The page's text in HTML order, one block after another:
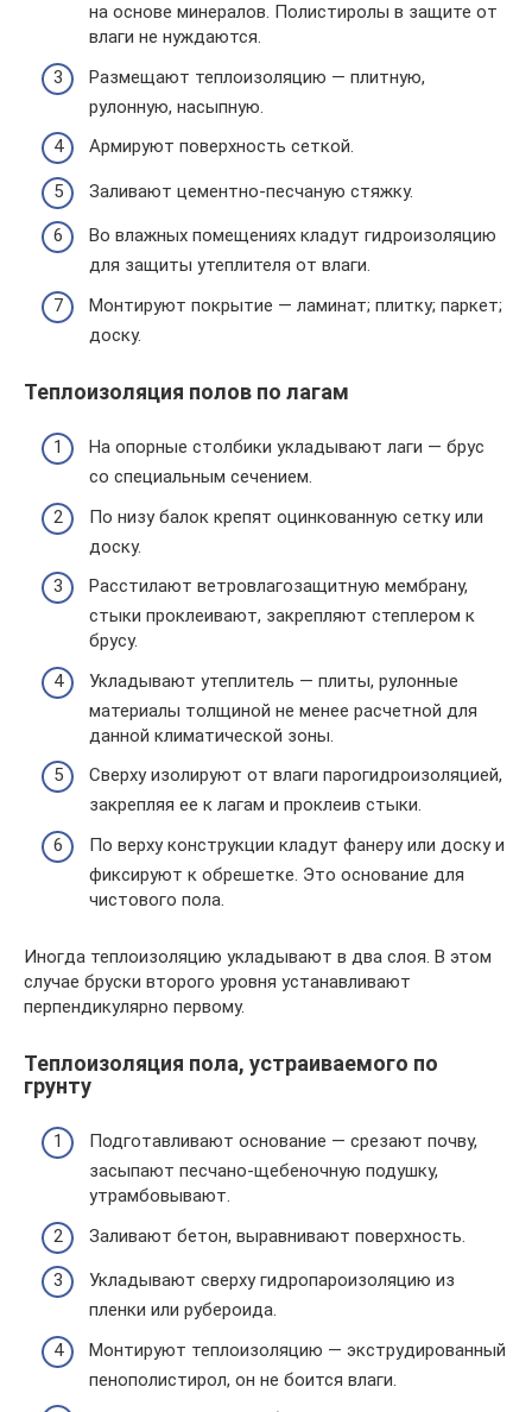
на основе минералов. Полистиролы в защите от
влаги не нуждаются.
Размещают теплоизоляцию — плитную,
рулонную, насыпную.
Армируют поверхность сеткой.
Заливают цементно-песчаную стяжку.
Во влажных помещениях кладут гидроизоляцию
для защиты утеплителя от влаги.
Монтируют покрытие — ламинат; плитку; паркет;
доску.
Теплоизоляция полов по лагам
На опорные столбики укладывают лаги — брус
со специальным сечением.
По низу балок крепят оцинкованную сетку или
доску.
Расстилают ветровлагозащитную мембрану,
стыки проклеивают, закрепляют степлером к
брусу.
Укладывают утеплитель — плиты, рулонные
материалы толщиной не менее расчетной для
данной климатической зоны.
Сверху изолируют от влаги парогидроизоляцией,
закрепляя ее к лагам и проклеив стыки.
По верху конструкции кладут фанеру или доску и
фиксируют к обрешетке. Это основание для
чистового пола.
Иногда теплоизоляцию укладывают в два слоя. В этом
случае бруски второго уровня устанавливают
перпендикулярно первому.
Теплоизоляция пола, устраиваемого по
грунту
Подготавливают основание — срезают почву,
засыпают песчано-щебеночную подушку,
утрамбовывают.
Заливают бетон, выравнивают поверхность.
Укладывают сверху гидропароизоляцию из
пленки или рубероида.
Монтируют теплоизоляцию — экструдированный
пенополистирол, он не боится влаги.